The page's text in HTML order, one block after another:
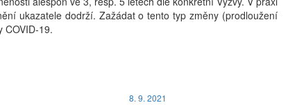
ukazatele dodrží. Zažádat o tento typ změny (prodloužení
COVID-19.
8. 9. 2021